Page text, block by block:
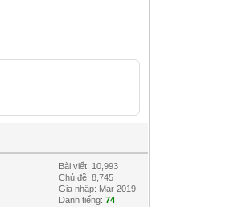
Bài viết: 10,993
Chủ đề: 8,745
Gia nhập: Mar 2019
Danh tiếng:74